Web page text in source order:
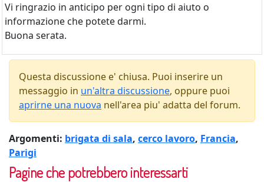
Vi ringrazio in anticipo per ogni tipo di aiuto o
informazione che potete darmi.
Buona serata.
Questa discussione e' chiusa. Puoi inserire un
messaggio in un'altra discussione, oppure puoi
aprirne una nuova nell'area piu' adatta del forum.
Argomenti: brigata di sala, cerco lavoro, Francia,
Parigi
Pagine che potrebbero interessarti